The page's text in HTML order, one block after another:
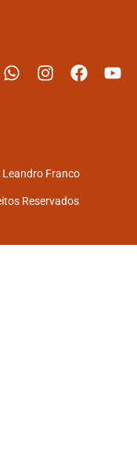
Leandro Franco
Reservados